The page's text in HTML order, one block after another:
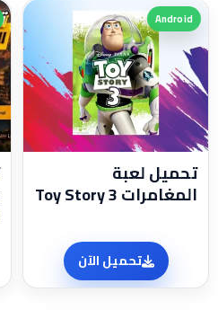
Android
تحميل لعبة
المغامرات Toy Story 3
تحميل الآن